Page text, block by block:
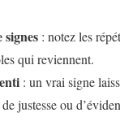
: notez les
qui reviennent.
: un vrai signe
justesse ou